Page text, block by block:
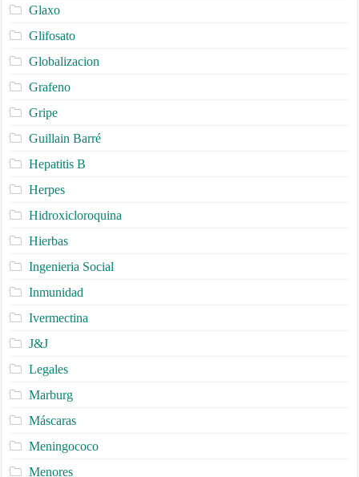
Glaxo
Glifosato
Globalizacion
Grafeno
Gripe
Guillain Barré
Hepatitis B
Herpes
Hidroxicloroquina
Hierbas
Ingenieria Social
Inmunidad
Ivermectina
J&J
Legales
Marburg
Máscaras
Meningococo
Menores